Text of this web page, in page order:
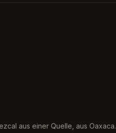
aus einer Quelle, aus Oaxaca.